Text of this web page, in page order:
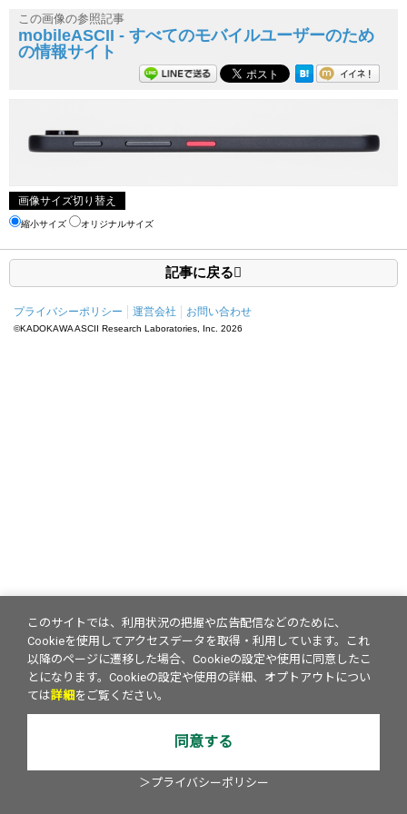
この画像の参照記事
mobileASCII - すべてのモバイルユーザーのため
の情報サイト
画像サイズ切り替え
縮小サイズ オリジナルサイズ
記事に戻る
プライバシーポリシー 運営会社 お問い合わせ
©KADOKAWA ASCII Research Laboratories, Inc. 2026
このサイトでは、利用状況の把握や広告配信などのために、
Cookieを使用してアクセスデータを取得・利用しています。これ
以降のページに遷移した場合、Cookieの設定や使用に同意したこ
とになります。Cookieの設定や使用の詳細、オプトアウトについ
ては詳細 をご覧ください。
同意する
＞プライバシーポリシー